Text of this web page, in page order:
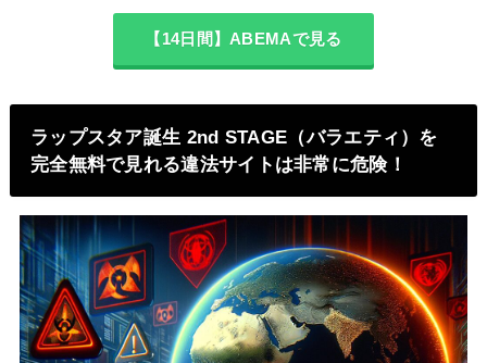
【14日間】ABEMAで見る
ラップスタア誕生 2nd STAGE（バラエティ）を
完全無料で見れる違法サイトは非常に危険！